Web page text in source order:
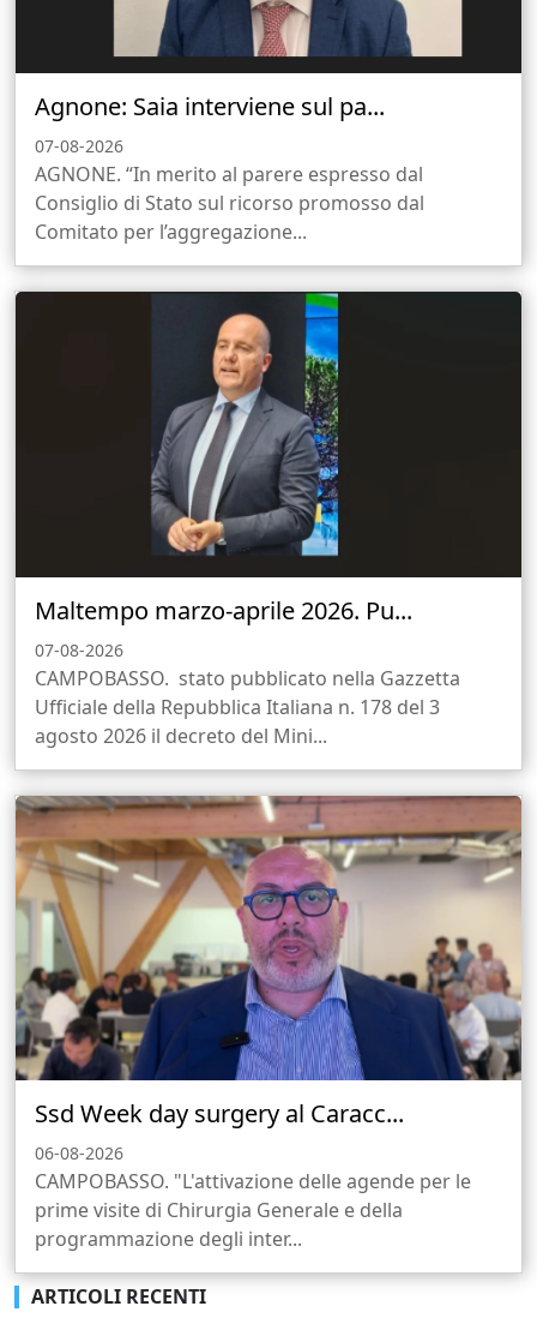
Agnone: Saia interviene sul pa...
07-08-2026
AGNONE. “In merito al parere espresso dal
Consiglio di Stato sul ricorso promosso dal
Comitato per l’aggregazione...
Maltempo marzo-aprile 2026. Pu...
07-08-2026
CAMPOBASSO. stato pubblicato nella Gazzetta
Ufficiale della Repubblica Italiana n. 178 del 3
agosto 2026 il decreto del Mini...
Ssd Week day surgery al Caracc...
06-08-2026
CAMPOBASSO. "L'attivazione delle agende per le
prime visite di Chirurgia Generale e della
programmazione degli inter...
ARTICOLI RECENTI